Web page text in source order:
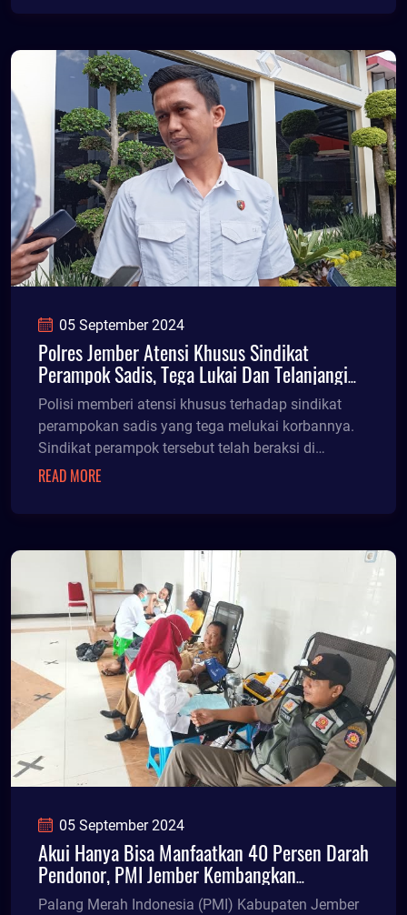
05 September 2024
Polres Jember Atensi Khusus Sindikat
Perampok Sadis, Tega Lukai Dan Telanjangi
Korban
Polisi memberi atensi khusus terhadap sindikat
perampokan sadis yang tega melukai korbannya.
Sindikat perampok tersebut telah beraksi di
sejumlah titik, terakhir kali di Dusun Cumedak,
beberapa waktu lalu.
READ MORE
05 September 2024
Akui Hanya Bisa Manfaatkan 40 Persen Darah
Pendonor, PMI Jember Kembangkan
Pengelolaan Plasma Darah
Palang Merah Indonesia (PMI) Kabupaten Jember